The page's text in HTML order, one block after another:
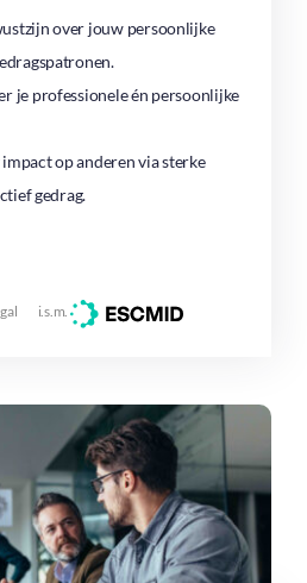
over jouw persoonlijke
je professionele én persoonlijke
op anderen via sterke
gedrag.
i.s.m.